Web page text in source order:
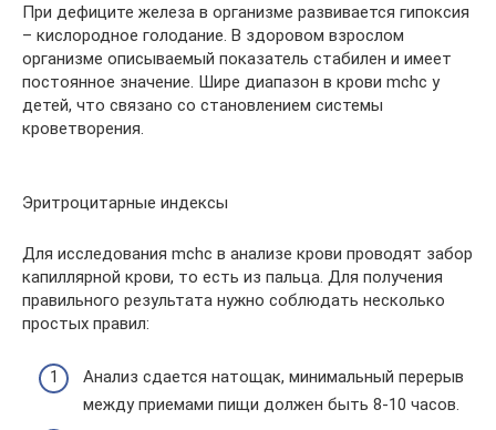
При дефиците железа в организме развивается гипоксия
– кислородное голодание. В здоровом взрослом
организме описываемый показатель стабилен и имеет
постоянное значение. Шире диапазон в крови mchc у
детей, что связано со становлением системы
кроветворения.
Эритроцитарные индексы
Для исследования mchc в анализе крови проводят забор
капиллярной крови, то есть из пальца. Для получения
правильного результата нужно соблюдать несколько
простых правил:
Анализ сдается натощак, минимальный перерыв
между приемами пищи должен быть 8-10 часов.